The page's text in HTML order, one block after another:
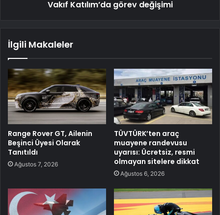
Vakıf Katılım’da görev değişimi
İlgili Makaleler
Range Rover GT, Ailenin
Beşinci Üyesi Olarak
Tanıtıldı
Ağustos 7, 2026
TÜVTÜRK’ten araç
muayene randevusu
uyarısı: Ücretsiz, resmi
olmayan sitelere dikkat
Ağustos 6, 2026